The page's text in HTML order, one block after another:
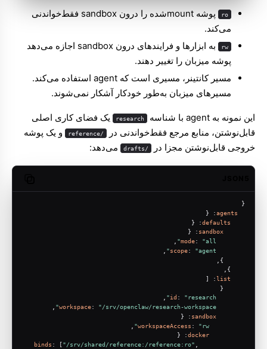
ro
پوشه mountشده را درون sandbox فقط‌خواندنی
می‌کند.
rw
به ابزارها و فرایندهای درون sandbox اجازه می‌دهد
پوشه میزبان را تغییر دهند.
مسیر کانتینر، مسیری است که agent استفاده می‌کند.
مسیرهای میزبان به‌طور خودکار آشکار نمی‌شوند.
این نمونه به agent با شناسه research یک فضای کاری اصلی
قابل‌نوشتن، منابع مرجع فقط‌خواندنی در
/reference
و یک پوشه
خروجی قابل‌نوشتن مجزا در
/drafts می‌دهد:
{
agents
: {
defaults
: {
sandbox
: {
mode: "all"
scope: "agent"
list
: [
id : "research"
,
workspace: "/srv/openclaw/research-workspace"
sandbox
: {
workspaceAccess : "rw"
docker
: {
binds : ["/srv/shared/reference:/reference:ro"